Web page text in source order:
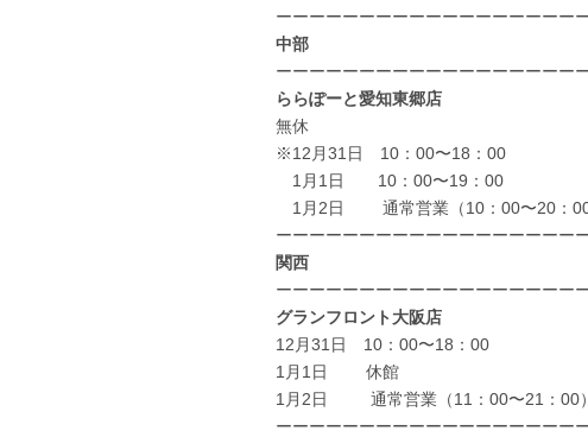
ーーーーーーーーーーーーーーーーーー
中部
ーーーーーーーーーーーーーーーーーー
ららぽーと愛知東郷店
無休
※12月31日 10：00〜18：00
1月1日 10：00〜19：00
1月2日 通常営業（10：00〜20：00
ーーーーーーーーーーーーーーーーーー
関西
ーーーーーーーーーーーーーーーーーー
グランフロント大阪店
12月31日 10：00〜18：00
1月1日 休館
1月2日 通常営業（11：00〜21：00）
ーーーーーーーーーーーーーーーーーー